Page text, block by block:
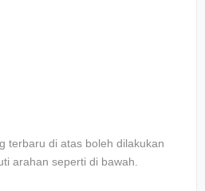
terbaru di atas boleh dilakukan
arahan seperti di bawah.